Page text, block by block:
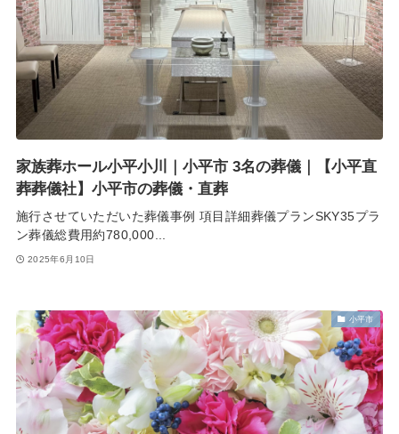
家族葬ホール小平小川｜小平市 3名の葬儀｜【小平直
葬葬儀社】小平市の葬儀・直葬
施行させていただいた葬儀事例 項目詳細葬儀プランSKY35プラ
ン葬儀総費用約780,000...
2025年6月10日
小平市